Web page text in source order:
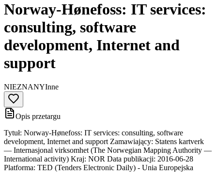
Norway-Hønefoss: IT services:
consulting, software
development, Internet and
support
NIEZNANYInne
Opis przetargu
Tytuł: Norway-Hønefoss: IT services: consulting, software
development, Internet and support Zamawiający: Statens kartverk
— Internasjonal virksomhet (The Norwegian Mapping Authority —
International activity) Kraj: NOR Data publikacji: 2016-06-28
Platforma: TED (Tenders Electronic Daily) - Unia Europejska